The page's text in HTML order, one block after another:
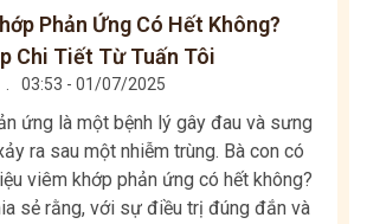
Phản Ứng Có Hết Không?
Chi Tiết Từ Tuấn Tôi
03:53 - 01/07/2025
ứng là một bệnh lý gây đau và sưng
ra sau một nhiễm trùng. Bà con có
viêm khớp phản ứng có hết không?
sẻ rằng, với sự điều trị đúng đắn và